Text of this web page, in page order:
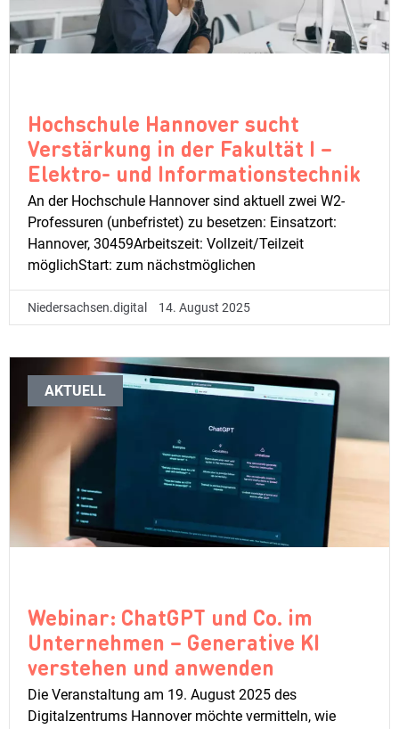
Hochschule Hannover sucht
Verstärkung in der Fakultät I –
Elektro- und Informationstechnik
An der Hochschule Hannover sind aktuell zwei W2-
Professuren (unbefristet) zu besetzen: Einsatzort:
Hannover, 30459Arbeitszeit: Vollzeit/Teilzeit
möglichStart: zum nächstmöglichen
Niedersachsen.digital 14. August 2025
AKTUELL
Webinar: ChatGPT und Co. im
Unternehmen – Generative KI
verstehen und anwenden
Die Veranstaltung am 19. August 2025 des
Digitalzentrums Hannover möchte vermitteln, wie